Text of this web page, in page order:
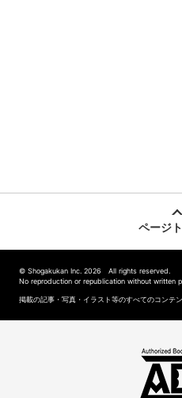
ページ
© Shogakukan Inc. 2026 All rights reserved.
No reproduction or republication without written
掲載の記事・写真・イラスト等のすべてのコンテ